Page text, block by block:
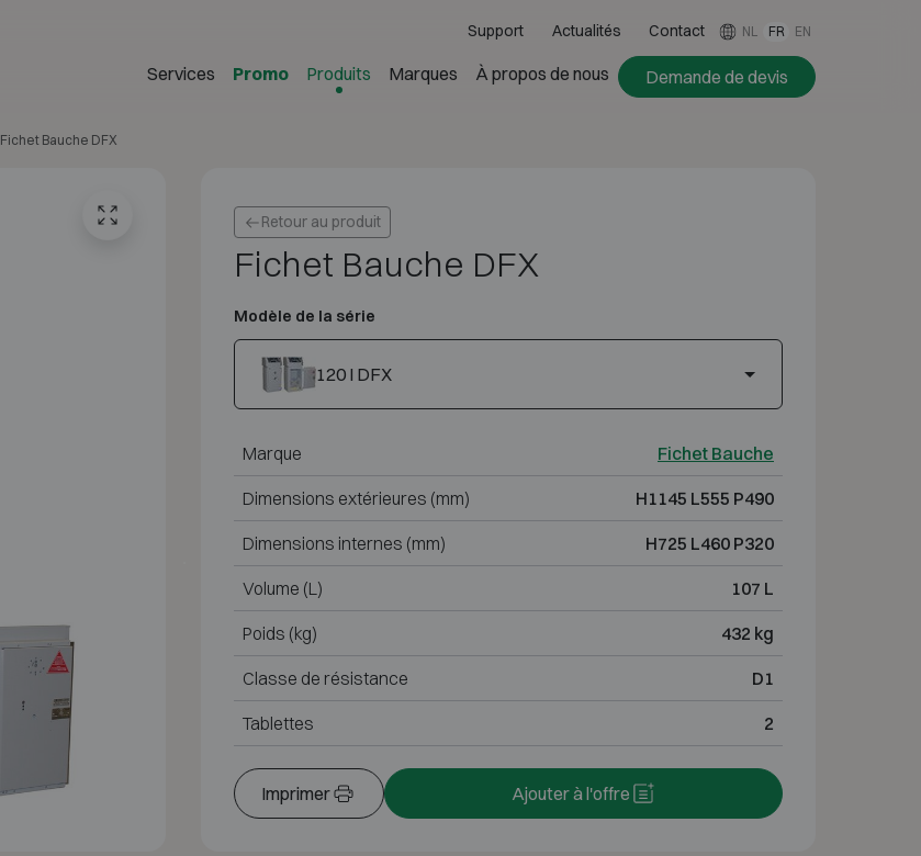
Support Actualités Contact NL FR EN
Services Promo Produits Marques À propos de nous Demande de devis
Fichet Bauche DFX
Retour au produit
Fichet Bauche DFX
Modèle de la série
120 I DFX
Marque Fichet Bauche
Dimensions extérieures (mm) H1145 L555 P490
Dimensions internes (mm) H725 L460 P320
Volume (L) 107 L
Poids (kg) 432 kg
Classe de résistance D1
Tablettes 2
Imprimer Ajouter à l'offre